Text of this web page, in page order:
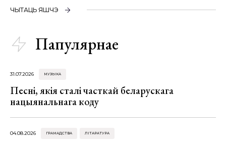
ЧЫТАЦЬ ЯШЧЭ
Папулярнае
31.07.2026 МУЗЫКА
Песні, якія сталі часткай беларускага
нацыянальнага коду
04.08.2026 ГРАМАДСТВА ЛІТАРАТУРА